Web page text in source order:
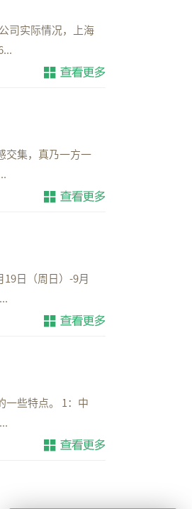
司实际情况，上海
交集，真乃一方一
日（周日）-9月
一些特点。 1：中